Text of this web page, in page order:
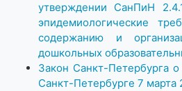
утверждении СанПиН
эпидемиологические
содержанию и
дошкольных
Закон Санкт-Петербурга
Санкт-Петербурге 7 марта